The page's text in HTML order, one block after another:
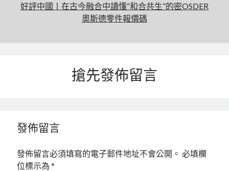
好評中國丨在古今融合中讀懂“和合共生”的密OSDER
奧斯德零件報價碼
搶先發佈留言
發佈留言
發佈留言必須填寫的電子郵件地址不會公開。 必填欄
位標示為*